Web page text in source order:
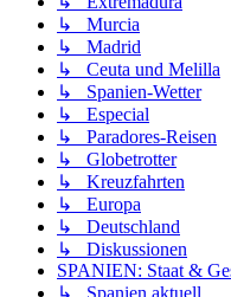
↳ Murcia
↳ Madrid
↳ Ceuta und Melilla
↳ Spanien-Wetter
↳ Especial
↳ Paradores-Reisen
↳ Globetrotter
↳ Kreuzfahrten
↳ Europa
↳ Deutschland
↳ Diskussionen
SPANIEN: Staat &